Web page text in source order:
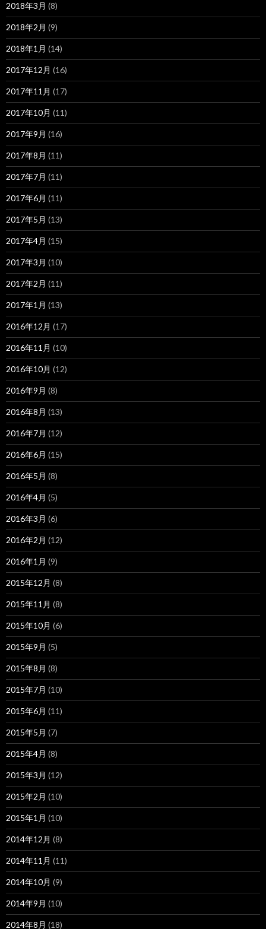
2018年3月 (8)
2018年2月 (9)
2018年1月 (14)
2017年12月 (16)
2017年11月 (17)
2017年10月 (11)
2017年9月 (16)
2017年8月 (11)
2017年7月 (11)
2017年6月 (11)
2017年5月 (13)
2017年4月 (15)
2017年3月 (10)
2017年2月 (11)
2017年1月 (13)
2016年12月 (17)
2016年11月 (10)
2016年10月 (12)
2016年9月 (8)
2016年8月 (13)
2016年7月 (12)
2016年6月 (15)
2016年5月 (8)
2016年4月 (5)
2016年3月 (6)
2016年2月 (12)
2016年1月 (9)
2015年12月 (8)
2015年11月 (8)
2015年10月 (6)
2015年9月 (5)
2015年8月 (8)
2015年7月 (10)
2015年6月 (11)
2015年5月 (7)
2015年4月 (8)
2015年3月 (12)
2015年2月 (10)
2015年1月 (10)
2014年12月 (8)
2014年11月 (11)
2014年10月 (9)
2014年9月 (10)
2014年8月 (18)